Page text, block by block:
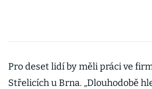
Pro deset lidí by měli práci ve
Střelicích u Brna. „Dlouhodobě